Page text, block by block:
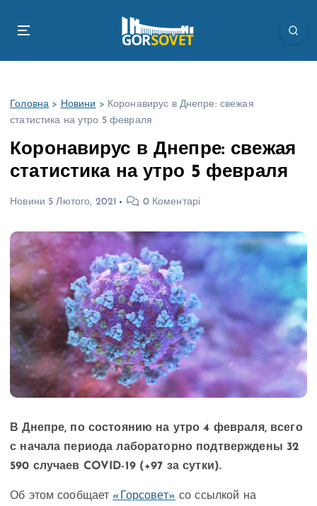
Головна > Новини > Коронавирус в Днепре: свежая
статистика на утро 5 февраля
Коронавирус в Днепре: свежая
статистика на утро 5 февраля
Новини 5 Лютого, 2021 0 Коментарі
В Днепре, по состоянию на утро 4 февраля, всего
с начала периода лабораторно подтверждены 32
590 случаев COVID-19 (+97 за сутки).
Об этом сообщает «Горсовет» со ссылкой на